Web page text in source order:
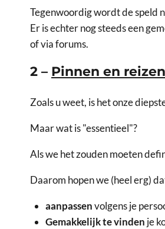
Tegenwoordig wordt de speld
Er is echter nog steeds een
of via forums.
2 – Pinnen en
Zoals u weet, is het onze
Maar wat is "essentieel"?
Als we het zouden moeten
Daarom hopen we (heel erg)
aanpassenvolgens je
Gemakkelijk te vinden je